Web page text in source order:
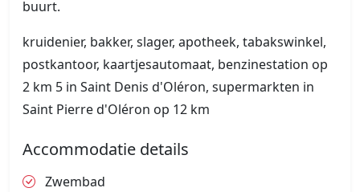
buurt.
kruidenier, bakker, slager, apotheek, tabakswinkel,
postkantoor, kaartjesautomaat, benzinestation op
2 km 5 in Saint Denis d'Oléron, supermarkten in
Saint Pierre d'Oléron op 12 km
Accommodatie details
Zwembad